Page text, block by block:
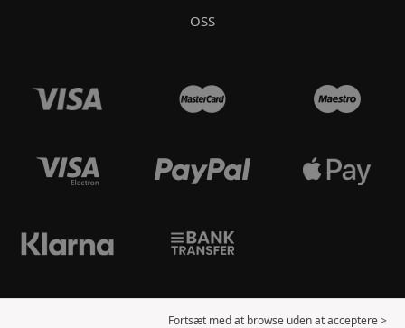
OSS
Fortsæt med at browse uden at acceptere >